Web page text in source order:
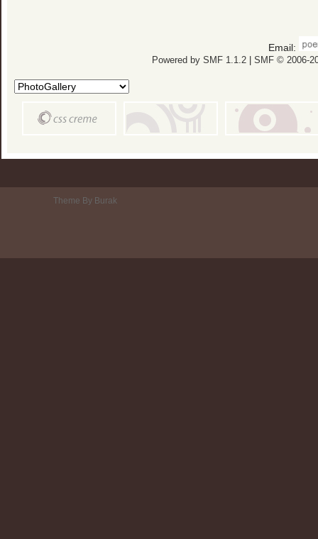
Email:
Powered by SMF 1.1.2| SMF © 2006-
Theme By Burak